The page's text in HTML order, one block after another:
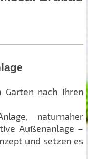
nach Ihren
naturnaher
Außenanlage –
und setzen es